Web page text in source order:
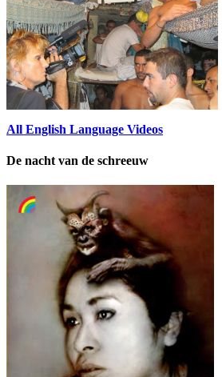
All English Language Videos
De nacht van de schreeuw